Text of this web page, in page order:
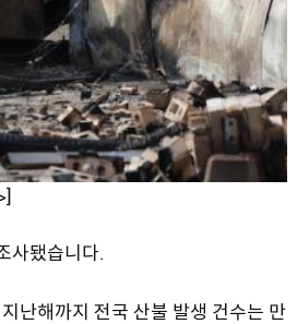
사됐습니다.
난해까지 전국 산불 발생 건수는 만